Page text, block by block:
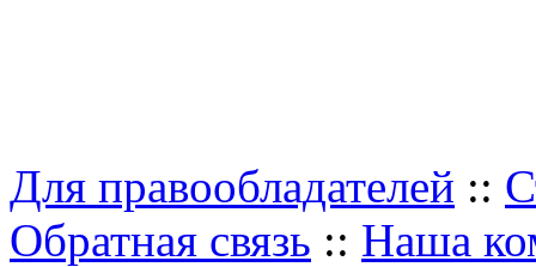
Для правообладателей ::
Обратная связь :: Наша